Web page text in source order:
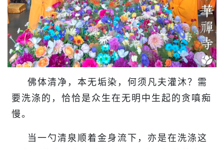
佛体清净，本无垢染，何须凡夫灌沐？需
要洗涤的，恰恰是众生在无明中生起的贪嗔痴
慢。
当一勺清泉顺着金身流下，亦是在洗涤这